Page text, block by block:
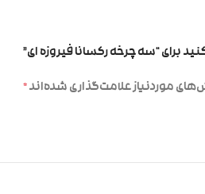
برای “سه چرخه رکسانا فیروزه ای”
موردنیاز علامت‌گذاری شده‌اند*